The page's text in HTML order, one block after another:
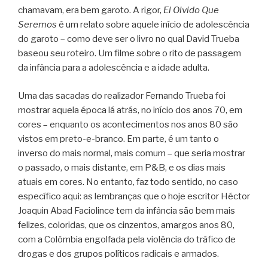
chamavam, era bem garoto. A rigor, El Olvido Que
Seremos é um relato sobre aquele início de adolescência
do garoto – como deve ser o livro no qual David Trueba
baseou seu roteiro. Um filme sobre o rito de passagem
da infância para a adolescência e a idade adulta.
Uma das sacadas do realizador Fernando Trueba foi
mostrar aquela época lá atrás, no início dos anos 70, em
cores – enquanto os acontecimentos nos anos 80 são
vistos em preto-e-branco. Em parte, é um tanto o
inverso do mais normal, mais comum – que seria mostrar
o passado, o mais distante, em P&B, e os dias mais
atuais em cores. No entanto, faz todo sentido, no caso
específico aqui: as lembranças que o hoje escritor Héctor
Joaquin Abad Faciolince tem da infância são bem mais
felizes, coloridas, que os cinzentos, amargos anos 80,
com a Colômbia engolfada pela violência do tráfico de
drogas e dos grupos políticos radicais e armados.